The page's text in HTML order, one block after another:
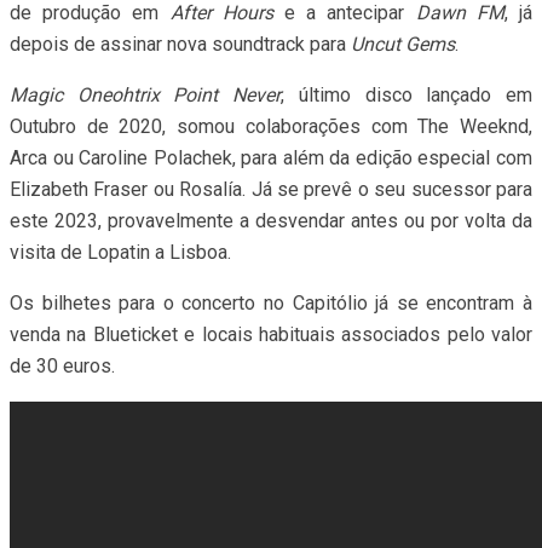
de produção em After Hourse a antecipar Dawn FM, já
depois de assinar nova soundtrack para Uncut Gems.
Magic Oneohtrix Point Never, último disco lançado em
Outubro de 2020, somou colaborações com The Weeknd,
Arca ou Caroline Polachek, para além da edição especial com
Elizabeth Fraser ou Rosalía. Já se prevê o seu sucessor para
este 2023, provavelmente a desvendar antes ou por volta da
visita de Lopatin a Lisboa.
Os bilhetes para o concerto no Capitólio já se encontram à
venda na Blueticket e locais habituais associados pelo valor
de 30 euros.